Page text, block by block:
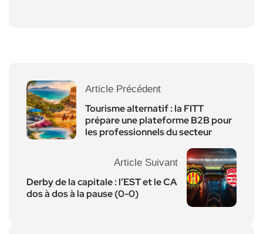
Article Précédent
Tourisme alternatif : la FITT
prépare une plateforme B2B pour
les professionnels du secteur
Article Suivant
Derby de la capitale : l’EST et le CA
dos à dos à la pause (0-0)